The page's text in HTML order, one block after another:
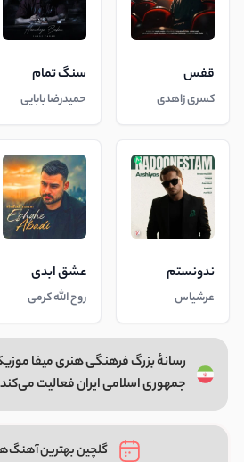
قفس
کسری زاهدی
سنگ تمام
حمیدرضا بابایی
ندونستم
عرشیاس
عشق ابدی
روح الله کرمی
رسانهٔ بزرگ فرهنگی هنری میفا
جمهوری اسلامی ایران فعالیت
گلچین بهترین